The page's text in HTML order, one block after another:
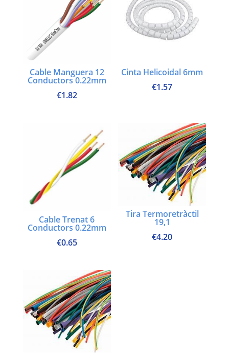
Cable Manguera 12
Conductors 0.22mm
€1.82
Cinta Helicoidal 6mm
€1.57
Cable Trenat 6
Conductors 0.22mm
€0.65
Tira Termoretràctil
19,1
€4.20